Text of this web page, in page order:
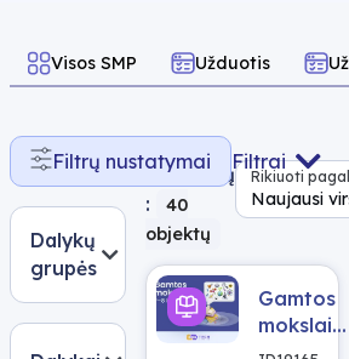
Visos SMP Užduotis
Filtrų nustatymai Filtrai
Dalykų
grupės
Rasta
rezultatų
:
40
objektų
Rikiuoti pagal
Naujausi
Gamtos
mokslai
7-8